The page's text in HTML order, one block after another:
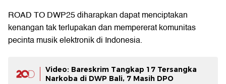
ROAD TO DWP25 diharapkan dapat menciptakan
kenangan tak terlupakan dan mempererat komunitas
pecinta musik elektronik di Indonesia.
Video: Bareskrim Tangkap 17 Tersangka
Narkoba di DWP Bali, 7 Masih DPO